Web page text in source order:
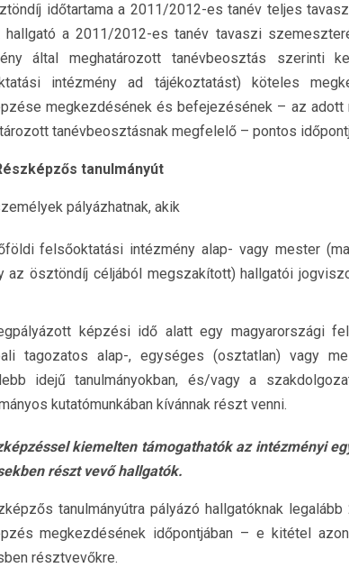
időtartama a 2011/2012-es tanév teljes
hallgató a 2011/2012-es tanév tavaszi
által meghatározott tanévbeosztás szerinti
intézmény ad tájékoztatást) köteles
megkezdésének és befejezésének – az
tanévbeosztásnak megfelelő – pontos
tanulmányút
pályázhatnak, akik
felsőoktatási intézmény alap- vagy mester
az ösztöndíj céljából megszakított) hallgatói
képzési idő alatt egy magyarországi
tagozatos alap-, egységes (osztatlan) vagy
idejű tanulmányokban, és/vagy a
kutatómunkában kívánnak részt venni.
kiemelten támogathatók az intézményi
részt vevő hallgatók.
tanulmányútra pályázó hallgatóknak
megkezdésének időpontjában – e kitétel
résztvevőkre.